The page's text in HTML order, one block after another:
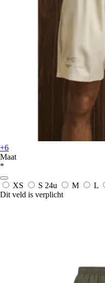
+6
Maat
*
XS S 24u M L
Dit veld is verplicht